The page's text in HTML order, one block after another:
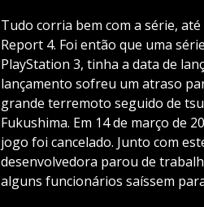
Tudo corria bem com a série,
Report 4. Foi então que uma
PlayStation 3, tinha a data de
lançamento sofreu um atraso
grande terremoto seguido de
Fukushima. Em 14 de março de
jogo foi cancelado. Junto com
desenvolvedora parou de
alguns funcionários saíssem